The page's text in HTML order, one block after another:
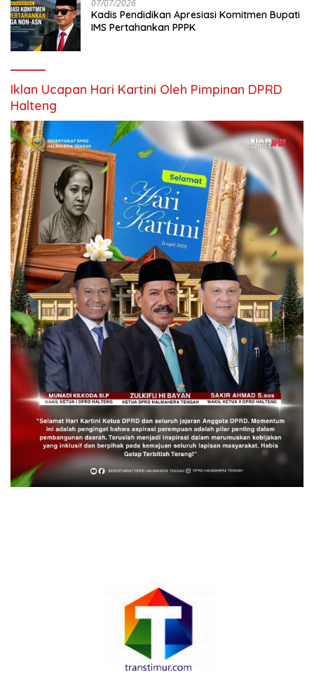
07/07/2026
Kadis Pendidikan Apresiasi Komitmen Bupati
IMS Pertahankan PPPK
Iklan Ucapan Hari Kartini Oleh Pimpinan DPRD
Halteng